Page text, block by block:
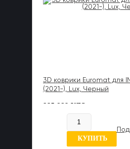
3D коврики Euromat для
(2021-), Lux, Черный
885 989 UZS
Нет в наличии
0 отзывов
КУПИТЬ